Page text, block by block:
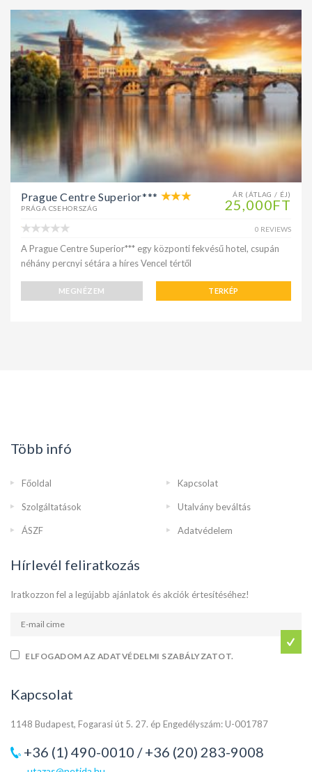
ÁR (ÁTLAG / ÉJ)
25,000FT
Prague Centre Superior***
PRÁGA CSEHORSZÁG
0 REVIEWS
A Prague Centre Superior*** egy központi fekvésű hotel, csupán
néhány percnyi sétára a híres Vencel tértől
MEGNÉZEM TERKÉP
Több infó
Főoldal Kapcsolat
Szolgáltatások Utalvány beváltás
ÁSZF Adatvédelem
Hírlevél feliratkozás
Iratkozzon fel a legújabb ajánlatok és akciók értesítéséhez!
ELFOGADOM AZ ADATVÉDELMI SZABÁLYZATOT.
Kapcsolat
1148 Budapest, Fogarasi út 5. 27. ép Engedélyszám: U-001787
+36 (1) 490-0010 / +36 (20) 283-9008